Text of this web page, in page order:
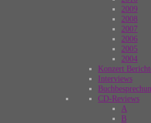
2009
2008
2007
2006
2005
2004
Konzert
Interviews
CD-Reviews
A
B